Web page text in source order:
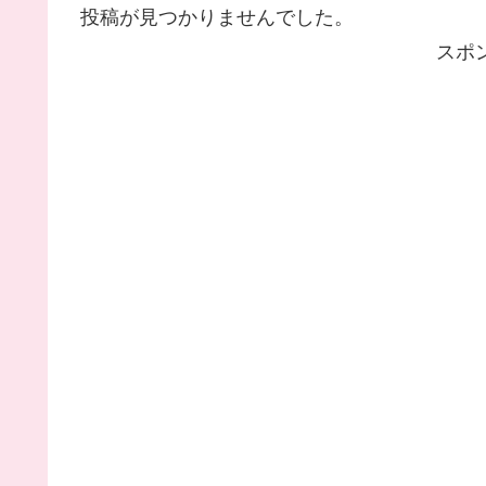
投稿が見つかりませんでした。
スポ